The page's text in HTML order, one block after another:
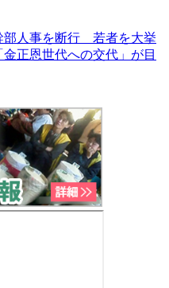
部人事を断行 若者を大挙
正恩世代への交代」が目